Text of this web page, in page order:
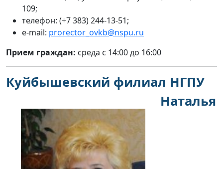
109;
телефон: (+7 383) 244-13-51;
e-mail: prorector_ovkb@nspu.ru
Прием граждан: среда с 14:00 до 16:00
Куйбышевский филиал НГПУ
Наталья